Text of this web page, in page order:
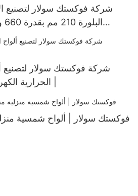
شركة فوكستك سولار لتصنيع
شركة فوكستك سولار لتصنيع
فوكستك سولار | ألواح شمسية